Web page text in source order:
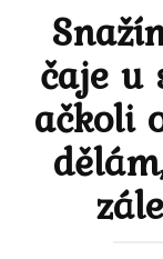
čaje u
ačkoli